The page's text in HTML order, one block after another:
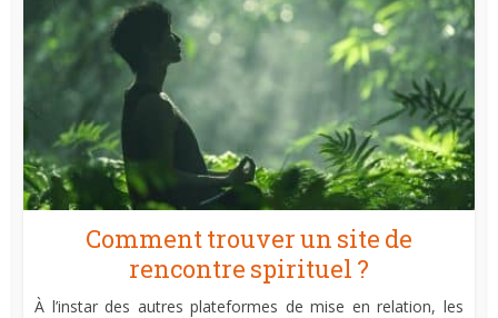
Comment trouver un site de
rencontre spirituel ?
À l’instar des autres plateformes de mise en relation, les